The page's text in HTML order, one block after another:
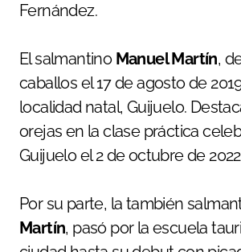
Fernández.
El salmantino Manuel Martín,
caballos el 17 de agosto de
localidad natal, Guijuelo.
orejas en la clase práctica
Guijuelo el 2 de octubre de
Por su parte, la también
Martín, pasó por la escuela